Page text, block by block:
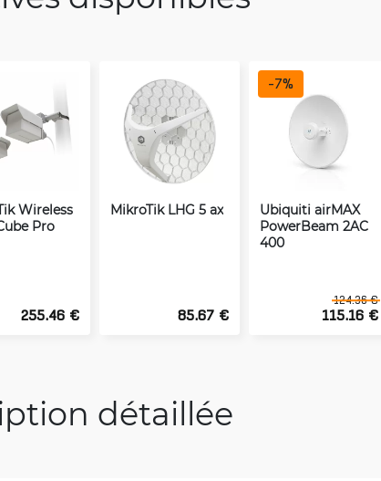
Wireless
Pro
255.46 €
MikroTik LHG 5 ax
85.67 €
Ubiquiti airMAX
PowerBeam 2AC
400
124.36 €
115.16 €
-7%
détaillée